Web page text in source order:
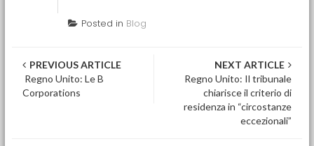
Posted in Blog
Post navigation
PREVIOUS ARTICLE
Regno Unito: Le B
Corporations
NEXT ARTICLE
Regno Unito: Il tribunale
chiarisce il criterio di
residenza in “circostanze
eccezionali”